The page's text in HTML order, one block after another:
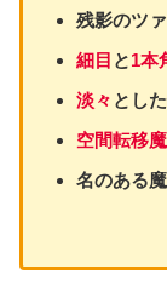
残影のツ
細目 と1本
淡々 とし
空間転移
名のある